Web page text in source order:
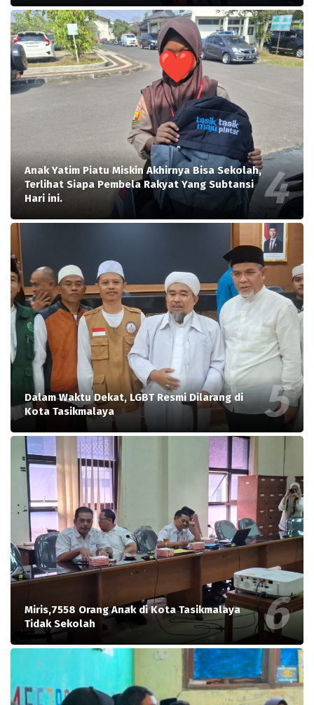
Anak Yatim Piatu Miskin Akhirnya Bisa Sekolah,
Terlihat Siapa Pembela Rakyat Yang Subtansi
Hari ini.
Dalam Waktu Dekat, LGBT Resmi Dilarang di
Kota Tasikmalaya
Miris,7558 Orang Anak di Kota Tasikmalaya
Tidak Sekolah